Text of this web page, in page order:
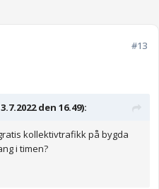
#13
den 16.49):
kollektivtrafikk på bygda
i timen?